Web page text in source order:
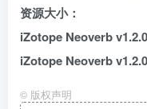
资源大小：
iZotope Neoverb
iZotope Neoverb
© 版权声明